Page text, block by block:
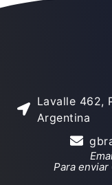
Lavalle 462,
Argentina
Para enviar